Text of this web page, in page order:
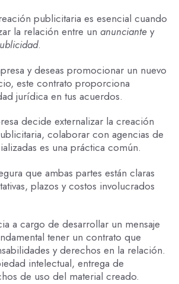
publicitaria es esencial cuando
la relación entre un anunciantey
.
y deseas promocionar un nuevo
este contrato proporciona
jurídica en tus acuerdos.
decide externalizar la creación
colaborar con agencias de
es una práctica común.
que ambas partes están claras
plazos y costos involucrados
a cargo de desarrollar un mensaje
tener un contrato que
y derechos en la relación.
intelectual, entrega de
de uso del material creado.